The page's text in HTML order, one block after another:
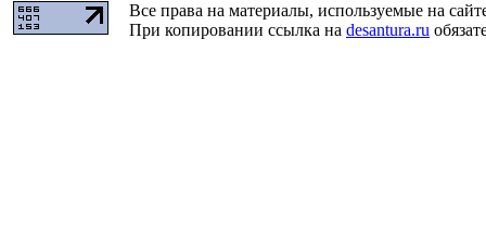
Все права на материалы, используемые на
При копировании ссылка на desantura.ru